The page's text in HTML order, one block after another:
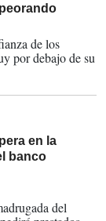
de los
por debajo de su
en la
banco
del